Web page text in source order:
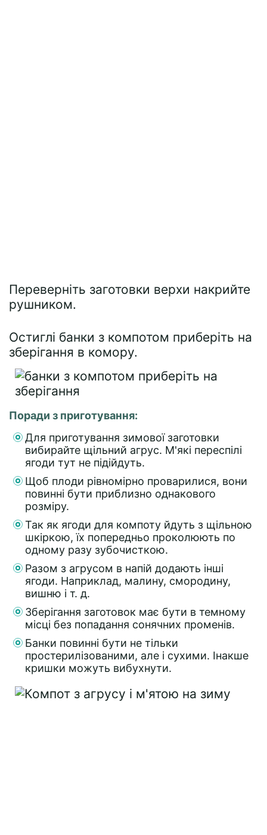
Переверніть заготовки верхи накрийте
рушником.
Остиглі банки з компотом приберіть на
зберігання в комору.
Поради з приготування:
Для приготування зимової заготовки
вибирайте щільний агрус. М'які переспілі
ягоди тут не підійдуть.
Щоб плоди рівномірно проварилися, вони
повинні бути приблизно однакового
розміру.
Так як ягоди для компоту йдуть з щільною
шкіркою, їх попередньо проколюють по
одному разу зубочисткою.
Разом з агрусом в напій додають інші
ягоди. Наприклад, малину, смородину,
вишню і т. д.
Зберігання заготовок має бути в темному
місці без попадання сонячних променів.
Банки повинні бути не тільки
простерилізованими, але і сухими. Інакше
кришки можуть вибухнути.